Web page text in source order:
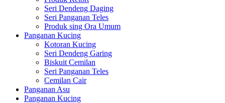
Seri Dendeng Daging
Seri Panganan Teles
Produk sing Ora Umum
Panganan Kucing
Kotoran Kucing
Seri Dendeng Garing
Biskuit Cemilan
Seri Panganan Teles
Cemilan Cair
Panganan Asu
Panganan Kucing